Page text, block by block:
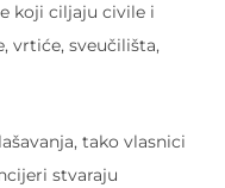
koji ciljaju civile i
vrtiće, sveučilišta,
tako vlasnici
stvaraju